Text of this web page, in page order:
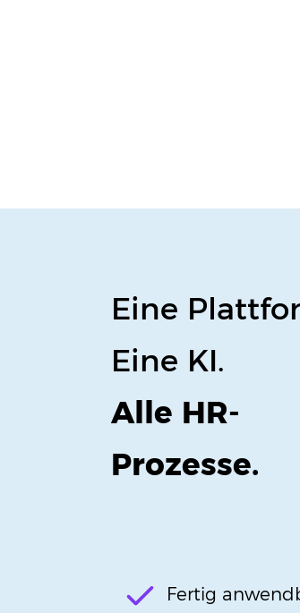
Eine
Eine KI.
Alle HR-
Prozesse.
Fertig